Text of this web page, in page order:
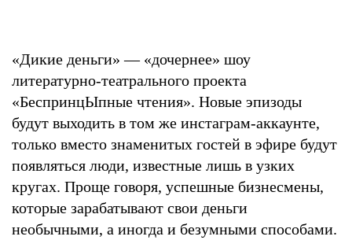
«Дикие деньги» — «дочернее» шоу
литературно-театрального проекта
«БеспринцЫпные чтения». Новые эпизоды
будут выходить в том же инстаграм-аккаунте,
только вместо знаменитых гостей в эфире будут
появляться люди, известные лишь в узких
кругах. Проще говоря, успешные бизнесмены,
которые зарабатывают свои деньги
необычными, а иногда и безумными способами.